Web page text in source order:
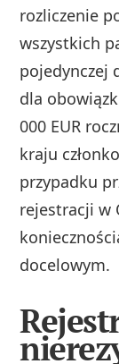
rozliczenie
wszystkich
pojedynczej
dla
000 EUR
kraju
przypadku
rejestracji w
docelowym.